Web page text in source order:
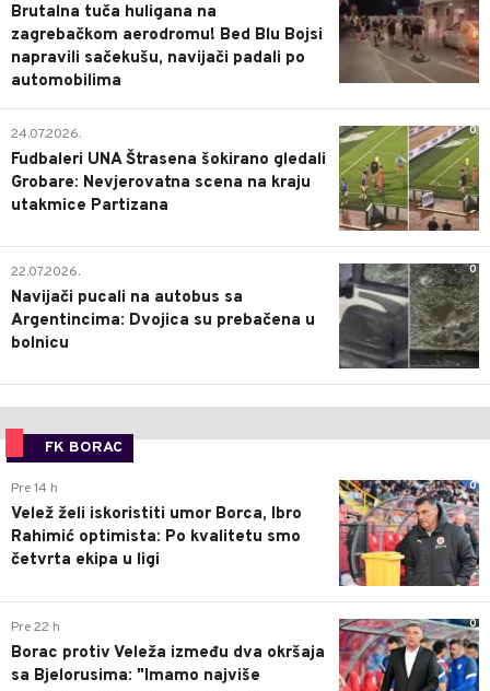
Brutalna tuča huligana na
zagrebačkom aerodromu! Bed Blu Bojsi
napravili sačekušu, navijači padali po
automobilima
0
24.07.2026.
Fudbaleri UNA Štrasena šokirano gledali
Grobare: Nevjerovatna scena na kraju
utakmice Partizana
0
22.07.2026.
Navijači pucali na autobus sa
Argentincima: Dvojica su prebačena u
bolnicu
FK BORAC
0
Pre 14 h
Velež želi iskoristiti umor Borca, Ibro
Rahimić optimista: Po kvalitetu smo
četvrta ekipa u ligi
0
Pre 22 h
Borac protiv Veleža između dva okršaja
sa Bjelorusima: "Imamo najviše